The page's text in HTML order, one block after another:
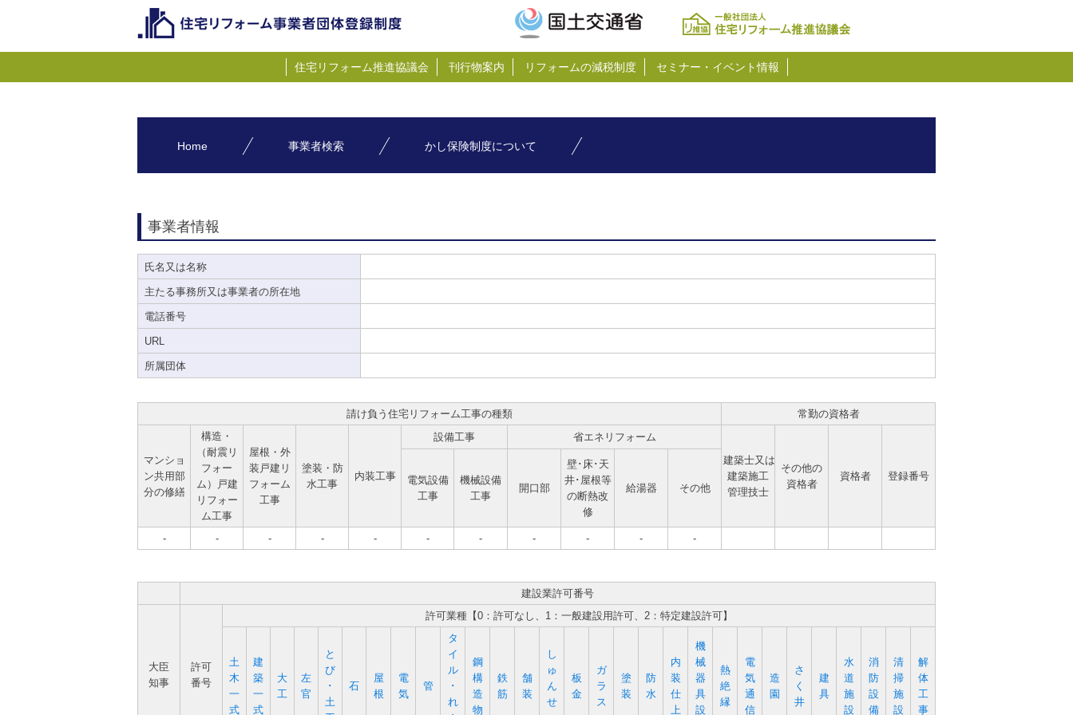
住宅リフォーム推進協議会 刊行物案内 リフォームの減税制度 セミナー・イベント情報
Home 事業者検索 かし保険制度について
事業者情報
氏名又は名称
主たる事務所又は事業者の所在地
電話番号
URL
所属団体
請け負う住宅リフォーム工事の種類 常勤の資格者
マンショ
ン共用部
分の修繕
構造・
（耐震リ
フォー
ム）戸建
リフォー
ム工事
屋根・外
装戸建リ
フォーム
工事
塗装・防
水工事
内装工事
設備工事
省エネリフォーム
建築士又は
建築施工
管理技士
その他の
資格者
資格者 登録番号
電気設備
工事
機械設備
工事
開口部
壁･床･天
井･屋根等
の断熱改
修
給湯器 その他
- - - - - - - - - - -
建設業許可番号
大臣
知事
許可
番号
許可業種【0：許可なし、1：一般建設用許可、2：特定建設許可】
土
木
一
式
建
築
一
式
大
工
左
官
と
び
･
土
石
屋
根
電
気
管
タ
イ
ル
･
れ
鋼
構
造
物
鉄
筋
舗
装
し
ゅ
ん
せ
板
金
ガ
ラ
ス
塗
装
防
水
内
装
仕
上
機
械
器
具
設
熱
絶
縁
電
気
通
信
造
園
さ
く
井
建
具
水
道
施
設
消
防
設
備
清
掃
施
設
解
体
工
事